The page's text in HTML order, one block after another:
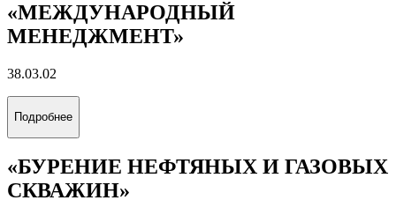
«МЕЖДУНАРОДНЫЙ
МЕНЕДЖМЕНТ»
38.03.02
Подробнее
«БУРЕНИЕ НЕФТЯНЫХ И ГАЗОВЫХ
СКВАЖИН»